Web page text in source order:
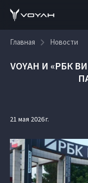
Главная Новости
VOYAH И «РБК
21 мая 2026 г.